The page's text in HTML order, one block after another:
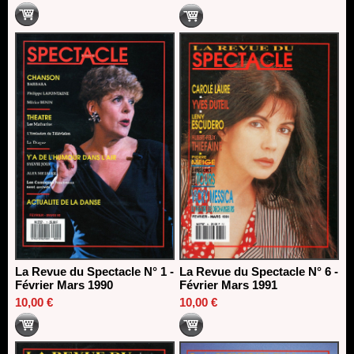
La Revue du Spectacle N° 1 -
Février Mars 1990
10,00 €
La Revue du Spectacle N° 6 -
Février Mars 1991
10,00 €